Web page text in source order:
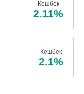
Кешбек
2.11%
Кешбек
2.1%